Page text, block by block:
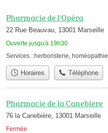
Pharmacie de l'Opéra
22 Rue Beauvau, 13001 Marseille
Ouverte jusqu'à 19h30
Services : herboristerie, homéopathie
Horaires Téléphone
Pharmacie de la Canebiere
76 la Canebière, 13001 Marseille
Fermée